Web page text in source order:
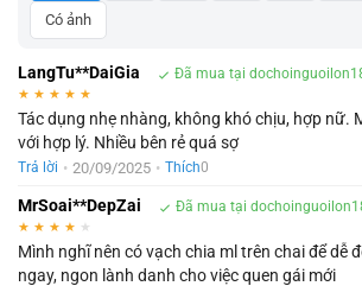
Có ảnh
LangTu**DaiGia Đã mua tại
★ ★ ★ ★ ★
Tác dụng nhẹ nhàng, không khó chịu, hợp nữ.
với hợp lý. Nhiều bên rẻ quá sợ
Trả lời • 20/09/2025 • Thích0
MrSoai**DepZai Đã mua tại
★ ★ ★ ★ ★
Mình nghĩ nên có vạch chia ml trên chai để dễ
ngay, ngon lành danh cho việc quen gái mới